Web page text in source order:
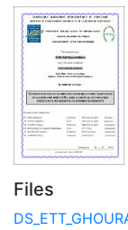
Files